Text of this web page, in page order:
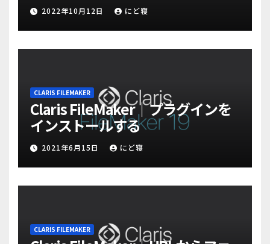
2022年10月12日 にど寝
CLARIS FILEMAKER
Claris FileMaker｜プラグインを
インストールする
2021年6月15日 にど寝
CLARIS FILEMAKER